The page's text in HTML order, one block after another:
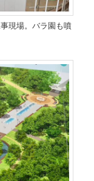
現場。バラ園も噴